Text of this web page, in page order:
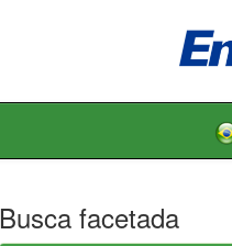
Busca facetada